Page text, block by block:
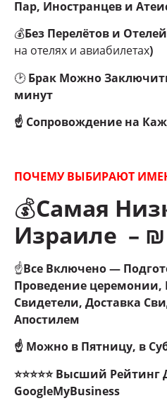
Пар, Иностранцев и
💰Без Перелётов и Отелей
на отелях и авиабилетах)
🕑 Брак Можно
минут
☝ Сопровождение на
ПОЧЕМУ ВЫБИРАЮТ
💰Самая
Израиле – ₪
☝Все Включено —
Проведение
Свидетели, Доставка
Апостилем
☝ Можно в Пятницу, в
⭐⭐⭐⭐⭐ Высший
GoogleMyBusiness